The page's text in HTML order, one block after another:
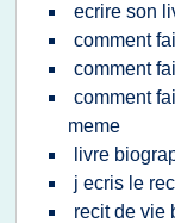
ecrire son
comment
comment
comment
meme
livre
j ecris le
recit de vie